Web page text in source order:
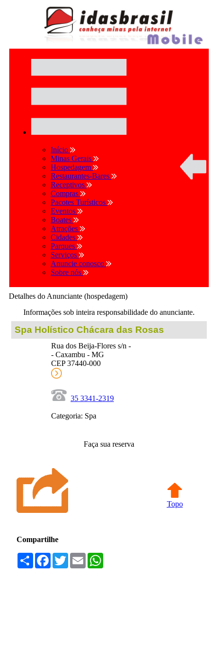
Início
Minas Gerais
Hospedagem
Restaurantes-Bares
Receptivos
Compras
Pacotes Turísticos
Eventos
Boates
Atrações
Cidades
Parques
Serviços
Anuncie conosco
Sobre nós
Detalhes do Anunciante (hospedagem)
Informações sob inteira responsabilidade do anunciante.
Spa Holístico Chácara das Rosas
Rua dos Beija-Flores s/n -
- Caxambu - MG
CEP 37440-000
35 3341-2319
Categoria: Spa
Faça sua reserva
Topo
Compartilhe
Compartilhar
Facebook
TwitterEmail